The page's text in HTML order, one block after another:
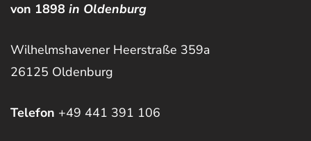
von 1898 in Oldenburg
Wilhelmshavener Heerstraße 359a
26125 Oldenburg
Telefon +49 441 391 106